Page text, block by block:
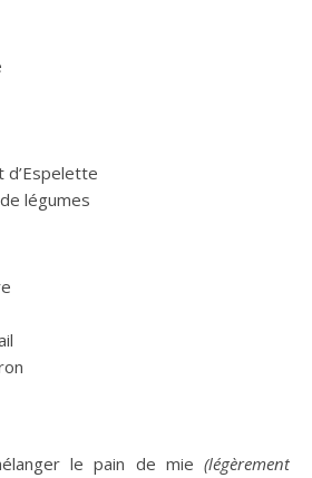
d’Espelette
légumes
le pain de mie (légèrement